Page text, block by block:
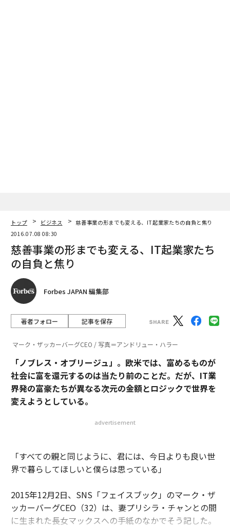
トップ ビジネス
慈善事業の形までも変える、IT起業家たちの自負と焦り
2016.07.08 08:30
慈善事業の形までも変える、IT起業家たち
の自負と焦り
Forbes JAPAN 編集部
著者フォロー 記事を保存
マーク・ザッカーバーグCEO / 写真＝アンドリュー・ハラー
「ノブレス・オブリージュ」。欧米では、富めるものが
社会に富を還元するのは当たり前のことだ。だが、IT業
界発の富豪たちが異なる次元の金額とロジックで世界を
変えようとしている。
advertisement
「すべての親と同じように、君には、今日よりも良い世
界で暮らしてほしいと僕らは思っている」
2015年12月2日、SNS「フェイスブック」のマーク・ザ
ッカーバーグCEO（32）は、妻プリシラ・チャンとの間
に生まれた長女マックスへの手紙のなかでそう記した。